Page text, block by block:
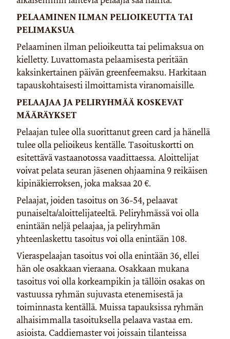
PELAAMINEN ILMAN PELIOIKEUTTA TAI
PELIMAKSUA
Pelaaminen ilman pelioikeutta tai pelimaksua on
kielletty. Luvattomasta pelaamisesta peritään
kaksinkertainen päivän greenfeemaksu. Harkitaan
tapauskohtaisesti ilmoittamista viranomaisille.
PELAAJAA JA PELIRYHMÄÄ KOSKEVAT
MÄÄRÄYKSET
Pelaajan tulee olla suorittanut green card ja hänellä
tulee olla pelioikeus kentälle. Tasoituskortti on
esitettävä vastaanotossa vaadittaessa. Aloittelijat
voivat pelata seuran jäsenen ohjaamina 9 reikäisen
kipinäkierroksen, joka maksaa 20 €.
Pelaajat, joiden tasoitus on 36-54, pelaavat
punaiselta/aloittelijateeltä. Peliryhmässä voi olla
enintään neljä pelaajaa, ja peliryhmän
yhteenlaskettu tasoitus voi olla enintään 108.
Vieraspelaajan tasoitus voi olla enintään 36, ellei
hän ole osakkaan vieraana. Osakkaan mukana
tasoitus voi olla korkeampikin ja tällöin osakas on
vastuussa ryhmän sujuvasta etenemisestä ja
toiminnasta kentällä. Muissa tapauksissa ryhmän
alhaisimmalla tasoituksella pelaava vastaa em.
asioista. Caddiemaster voi joissain tilanteissa